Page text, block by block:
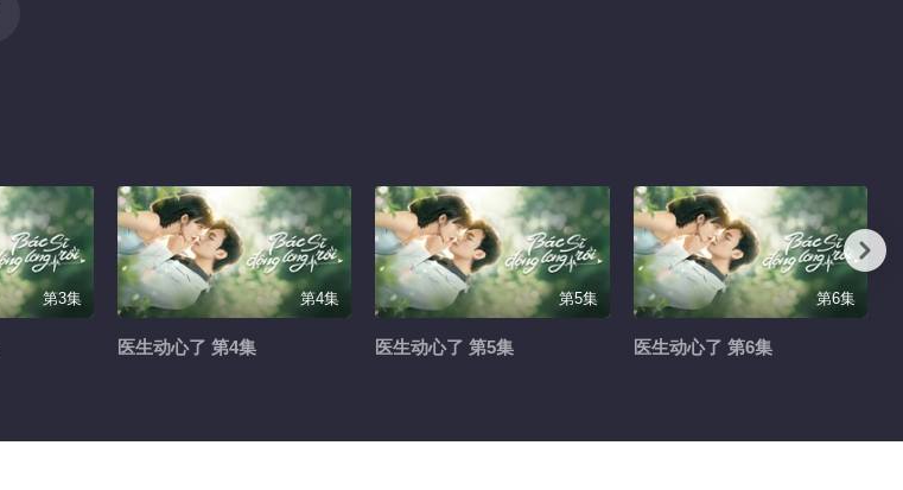
第3集 第4集
医生动心了 第4集
第5集
医生动心了 第5集
第6集
医生动心了 第6集